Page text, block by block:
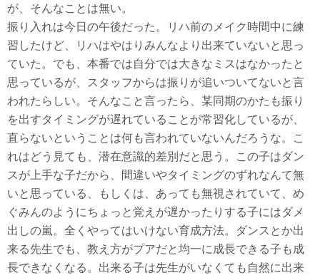
が、そんなことは無い。
振り入れは今日の午後だった。リハ前のメイク時間中に練
習したけど、リハはやはりみんなより出来ていないと思っ
ていた。でも、本番では自分では大きなミスはなかったと
思っているが、スタッフからは振りが追いついてないと言
われたらしい。そんなこと言ったら、某同期のかたも振り
を出すタイミングが遅れていることが常習化しているが、
直らないということは何も言われていないんだろうな。こ
れはどう見ても、潜在意識的差別だと思う。この子はダン
スが上手な子だから、間違いやタイミングのずれなんて無
いと思っている、もしくは、あっても無視されていて、め
ぐみんのようにちょっと覚えが遅かったりする子にはダメ
出しの嵐。全くやってはいけない育成方法。ダンスとか出
来る先生でも、教え方がプアだと均一に成長できる子も成
長できなくなる。出来る子は先生がいなくても自然に出来